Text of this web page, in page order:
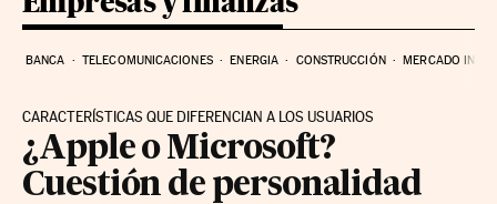
BANCA TELECOMUNICACIONES ENERGIA CONSTRUCCIÓN MERCADO
CARACTERÍSTICAS QUE DIFERENCIAN A LOS USUARIOS
¿Apple o Microsoft?
Cuestión de personalidad